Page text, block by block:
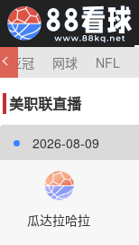
亚冠 网球 NFL
美职联直播
2026-08-09
瓜达拉哈拉